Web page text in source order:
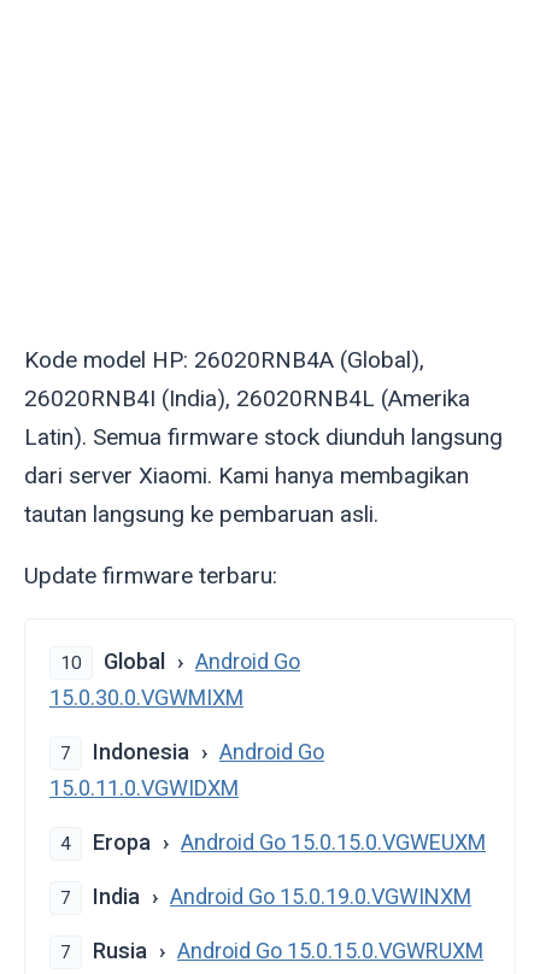
Kode model HP: 26020RNB4A (Global),
26020RNB4I (India), 26020RNB4L (Amerika
Latin). Semua firmware stock diunduh langsung
dari server Xiaomi. Kami hanya membagikan
tautan langsung ke pembaruan asli.
Update firmware terbaru:
10 Global
Android Go
15.0.30.0.VGWMIXM
7 Indonesia
Android Go
15.0.11.0.VGWIDXM
4 Eropa Android Go 15.0.15.0.VGWEUXM
7 India Android Go 15.0.19.0.VGWINXM
7 Rusia Android Go 15.0.15.0.VGWRUXM